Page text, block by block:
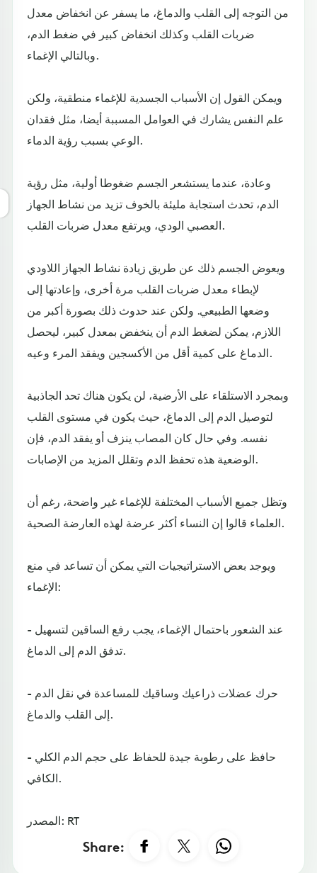
من التوجه إلى القلب والدماغ، ما يسفر عن انخفاض معدل
ضربات القلب وكذلك انخفاض كبير في ضغط الدم،
وبالتالي الإغماء.
ويمكن القول إن الأسباب الجسدية للإغماء منطقية، ولكن
علم النفس يشارك في العوامل المسببة أيضا، مثل فقدان
الوعي بسبب رؤية الدماء.
وعادة، عندما يستشعر الجسم ضغوطا أولية، مثل رؤية
الدم، تحدث استجابة مليئة بالخوف تزيد من نشاط الجهاز
العصبي الودي، ويرتفع معدل ضربات القلب.
ويعوض الجسم ذلك عن طريق زيادة نشاط الجهاز اللاودي
لإبطاء معدل ضربات القلب مرة أخرى، وإعادتها إلى
وضعها الطبيعي. ولكن عند حدوث ذلك بصورة أكبر من
اللازم، يمكن لضغط الدم أن ينخفض بمعدل كبير، ليحصل
الدماغ على كمية أقل من الأكسجين ويفقد المرء وعيه.
وبمجرد الاستلقاء على الأرضية، لن يكون هناك تحد الجاذبية
لتوصيل الدم إلى الدماغ، حيث يكون في مستوى القلب
نفسه. وفي حال كان المصاب ينزف أو يفقد الدم، فإن
الوضعية هذه تحفظ الدم وتقلل المزيد من الإصابات.
وتظل جميع الأسباب المختلفة للإغماء غير واضحة، رغم أن
العلماء قالوا إن النساء أكثر عرضة لهذه العارضة الصحية.
ويوجد بعض الاستراتيجيات التي يمكن أن تساعد في منع
الإغماء:
- عند الشعور باحتمال الإغماء، يجب رفع الساقين لتسهيل
تدفق الدم إلى الدماغ.
- حرك عضلات ذراعيك وساقيك للمساعدة في نقل الدم
إلى القلب والدماغ.
- حافظ على رطوبة جيدة للحفاظ على حجم الدم الكلي
الكافي.
المصدر: RT
Share: